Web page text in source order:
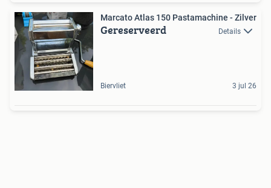
Marcato Atlas 150 Pastamachine - Zilver
Gereserveerd Details
Biervliet 3 jul 26